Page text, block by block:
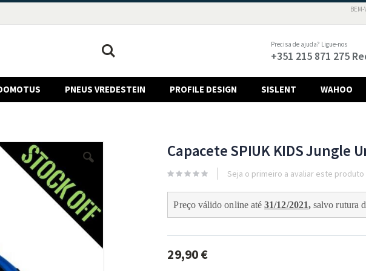
Precisa de ajuda? Ligue-nos
+351 215 871 275
PNEUS VREDESTEIN PROFILE DESIGN SISLENT WAHOO
Capacete SPIUK KIDS Jungle
Seja o primeiro a avaliar este produto
Preço válido online até 31/12/2021, salvo rutura
29,90 €